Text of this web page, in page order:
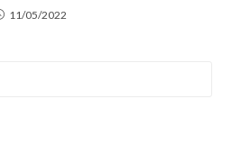
11/05/2022